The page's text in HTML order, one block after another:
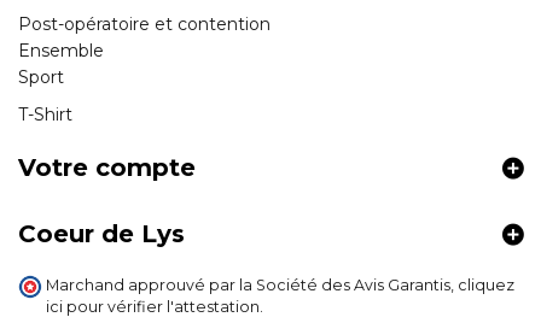
Post-opératoire et contention
Ensemble
Sport
T-Shirt
Votre compte
Coeur de Lys
Marchand approuvé par la Société des Avis Garantis, cliquez
ici pour vérifier l'attestation